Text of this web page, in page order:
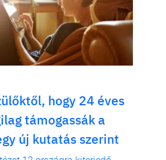
hogy 24 éves
támogassák a
új kutatás szerint